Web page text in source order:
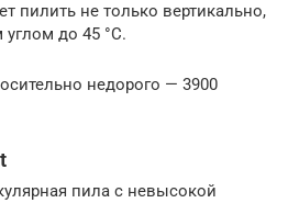
пилить не только вертикально,
до 45 °С.
недорого — 3900
пила с невысокой